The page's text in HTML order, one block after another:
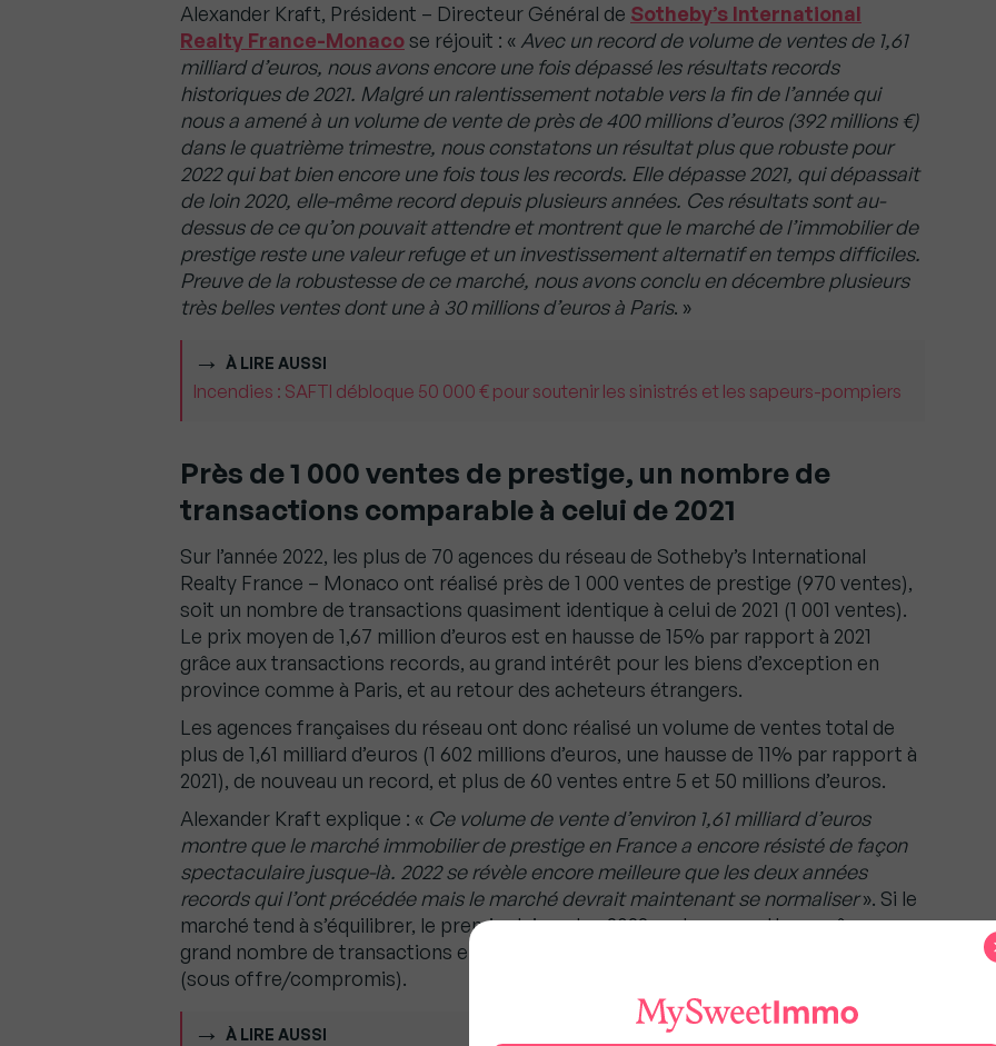
Alexander Kraft, Président – Directeur Général de Sotheby’s International
Realty France-Monacose réjouit : « Avec un record de volume de ventes de 1,61
milliard d’euros, nous avons encore une fois dépassé les résultats records
historiques de 2021. Malgré un ralentissement notable vers la fin de l’année qui
nous a amené à un volume de vente de près de 400 millions d’euros (392 millions €)
dans le quatrième trimestre, nous constatons un résultat plus que robuste pour
2022 qui bat bien encore une fois tous les records. Elle dépasse 2021, qui dépassait
de loin 2020, elle-même record depuis plusieurs années. Ces résultats sont au-
dessus de ce qu’on pouvait attendre et montrent que le marché de l’immobilier de
prestige reste une valeur refuge et un investissement alternatif en temps difficiles.
Preuve de la robustesse de ce marché, nous avons conclu en décembre plusieurs
très belles ventes dont une à 30 millions d’euros à Paris. »
À LIRE AUSSI
Incendies : SAFTI débloque 50 000 € pour soutenir les sinistrés et les sapeurs-pompiers
Près de 1 000 ventes de prestige, un nombre de
transactions comparable à celui de 2021
Sur l’année 2022, les plus de 70 agences du réseau de Sotheby’s International
Realty France – Monaco ont réalisé près de 1 000 ventes de prestige (970 ventes),
soit un nombre de transactions quasiment identique à celui de 2021 (1 001 ventes).
Le prix moyen de 1,67 million d’euros est en hausse de 15% par rapport à 2021
grâce aux transactions records, au grand intérêt pour les biens d’exception en
province comme à Paris, et au retour des acheteurs étrangers.
Les agences françaises du réseau ont donc réalisé un volume de ventes total de
plus de 1,61 milliard d’euros (1 602 millions d’euros, une hausse de 11% par rapport à
2021), de nouveau un record, et plus de 60 ventes entre 5 et 50 millions d’euros.
Alexander Kraft explique : « Ce volume de vente d’environ 1,61 milliard d’euros
montre que le marché immobilier de prestige en France a encore résisté de façon
spectaculaire jusque-là. 2022 se révèle encore meilleure que les deux années
records qui l’ont précédée mais le marché devrait maintenant se normaliser». Si le
marché tend à s’équilibrer, le premier trimestre 2023 reste prometteur grâce au
grand nombre de transactions en cours qui s’élève à plus de 200 millions d’euros
(sous offre/compromis).
À LIRE AUSSI